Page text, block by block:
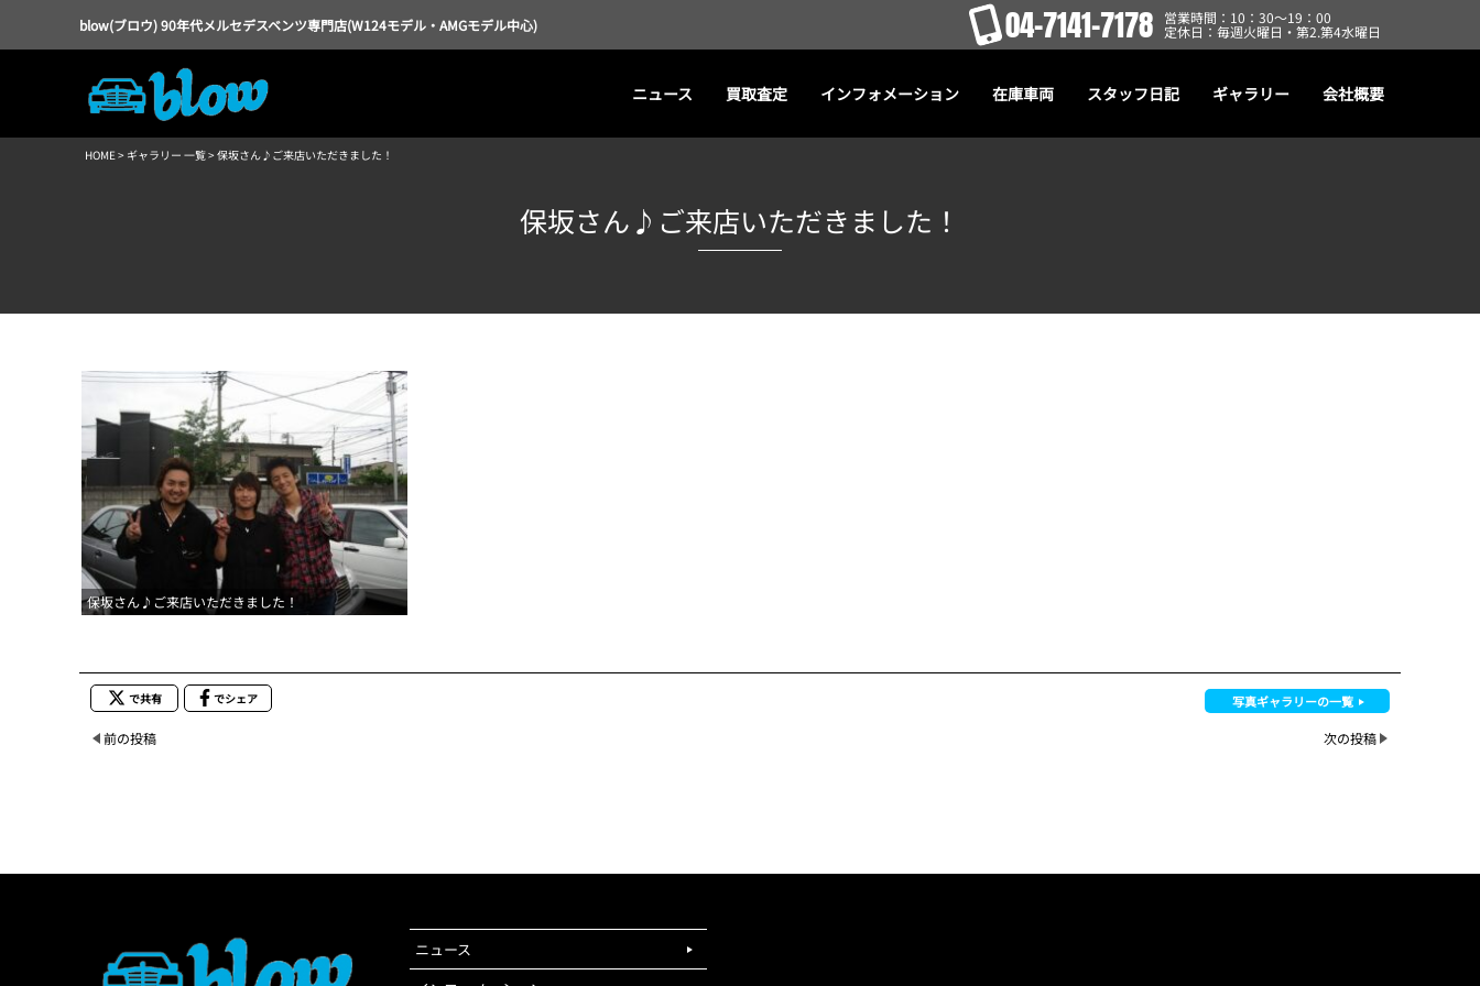
blow(ブロウ) 90年代メルセデスベンツ専門店(W124モデル・AMGモデル中心) 04-7141-7178 営業時間：10：30～19：00
定休日：毎週火曜日・第2.第4水曜日
ニュース 買取査定 インフォメーション 在庫車両 スタッフ日記 ギャラリー 会社概要
HOME> ギャラリー 一覧> 保坂さん♪ご来店いただきました！
保坂さん♪ご来店いただきました！
保坂さん♪ご来店いただきました！
で共有 でシェア 写真ギャラリーの一覧
前の投稿 次の投稿
ニュース